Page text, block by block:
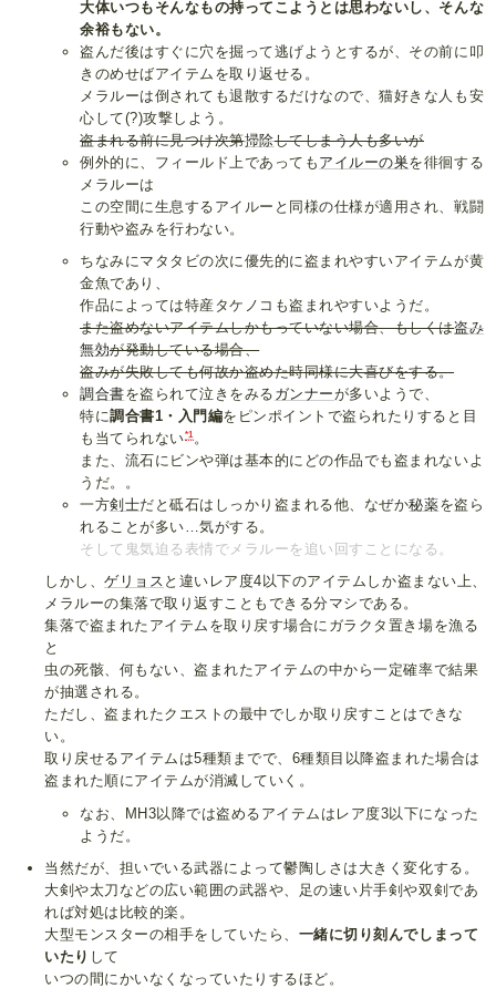
大体いつもそんなもの持ってこようとは思わないし、そんな
余裕もない。
盗んだ後はすぐに穴を掘って逃げようとするが、その前に叩
きのめせばアイテムを取り返せる。
メラルーは倒されても退散するだけなので、猫好きな人も安
心して(?)攻撃しよう。
盗まれる前に見つけ次第掃除してしまう人も多いが
例外的に、フィールド上であっても アイルーの巣を徘徊する
メラルーは
この空間に生息するアイルーと同様の仕様が適用され、戦闘
行動や盗みを行わない。
ちなみにマタタビの次に優先的に盗まれやすいアイテムが黄
金魚であり、
作品によっては特産タケノコも盗まれやすいようだ。
また盗めないアイテムしかもっていない場合、もしくは盗み
無効が発動している場合、
盗みが失敗しても何故か盗めた時同様に大喜びをする。
調合書を盗られて泣きをみる ガンナーが多いようで、
特に調合書1・入門編をピンポイントで盗られたりすると目
も当てられない*1。
また、流石にビンや弾は基本的にどの作品でも盗まれないよ
うだ。。
一方剣士だと砥石はしっかり盗まれる他、なぜか秘薬を盗ら
れることが多い…気がする。
そして鬼気迫る表情でメラルーを追い回すことになる。
しかし、ゲリョス と違いレア度4以下のアイテムしか盗まない上、
メラルーの集落で取り返すこともできる分マシである。
集落で盗まれたアイテムを取り戻す場合にガラクタ置き場を漁る
と
虫の死骸、何もない、盗まれたアイテムの中から一定確率で結果
が抽選される。
ただし、盗まれたクエストの最中でしか取り戻すことはできな
い。
取り戻せるアイテムは5種類までで、6種類目以降盗まれた場合は
盗まれた順にアイテムが消滅していく。
なお、MH3以降では盗めるアイテムはレア度3以下になった
ようだ。
当然だが、担いでいる武器によって鬱陶しさは大きく変化する。
大剣や太刀などの広い範囲の武器や、足の速い片手剣や双剣であ
れば対処は比較的楽。
大型モンスターの相手をしていたら、 一緒に切り刻んでしまって
いたり して
いつの間にかいなくなっていたりするほど。